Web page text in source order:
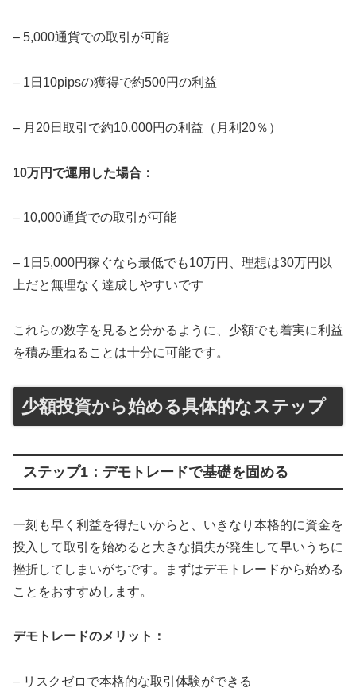
– 5,000通貨での取引が可能
– 1日10pipsの獲得で約500円の利益
– 月20日取引で約10,000円の利益（月利20％）
10万円で運用した場合：
– 10,000通貨での取引が可能
– 1日5,000円稼ぐなら最低でも10万円、理想は30万円以
上だと無理なく達成しやすいです
これらの数字を見ると分かるように、少額でも着実に利益
を積み重ねることは十分に可能です。
少額投資から始める具体的なステップ
ステップ1：デモトレードで基礎を固める
一刻も早く利益を得たいからと、いきなり本格的に資金を
投入して取引を始めると大きな損失が発生して早いうちに
挫折してしまいがちです。まずはデモトレードから始める
ことをおすすめします。
デモトレードのメリット：
– リスクゼロで本格的な取引体験ができる